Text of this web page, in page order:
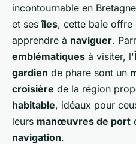
incontournable en
et sesîles, cette baie offre
apprendre à naviguer.
emblématiques à visiter, l'
gardien de phare sont un
croisière de la région
habitable, idéaux pour
leurs manœuvres de port
navigation.